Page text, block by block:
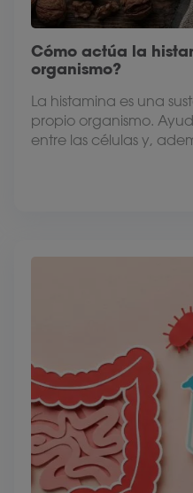
Cómo actúa la
organismo?
La histamina es una
propio organismo.
entre las células y,